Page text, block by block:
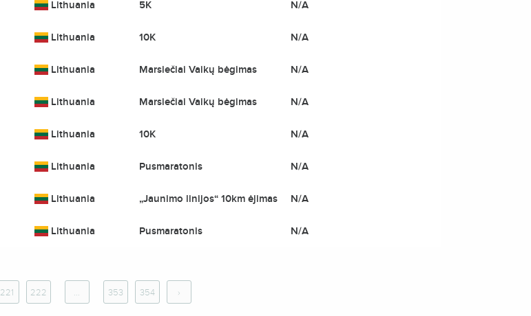
Lithuania 5K N/A
Lithuania 10K N/A
Lithuania Marsiečiai Vaikų bėgimas N/A
Lithuania Marsiečiai Vaikų bėgimas N/A
Lithuania 10K N/A
Lithuania Pusmaratonis N/A
Lithuania „Jaunimo linijos“ 10km ėjimas N/A
Lithuania Pusmaratonis N/A
221 222 ... 353 354 ›